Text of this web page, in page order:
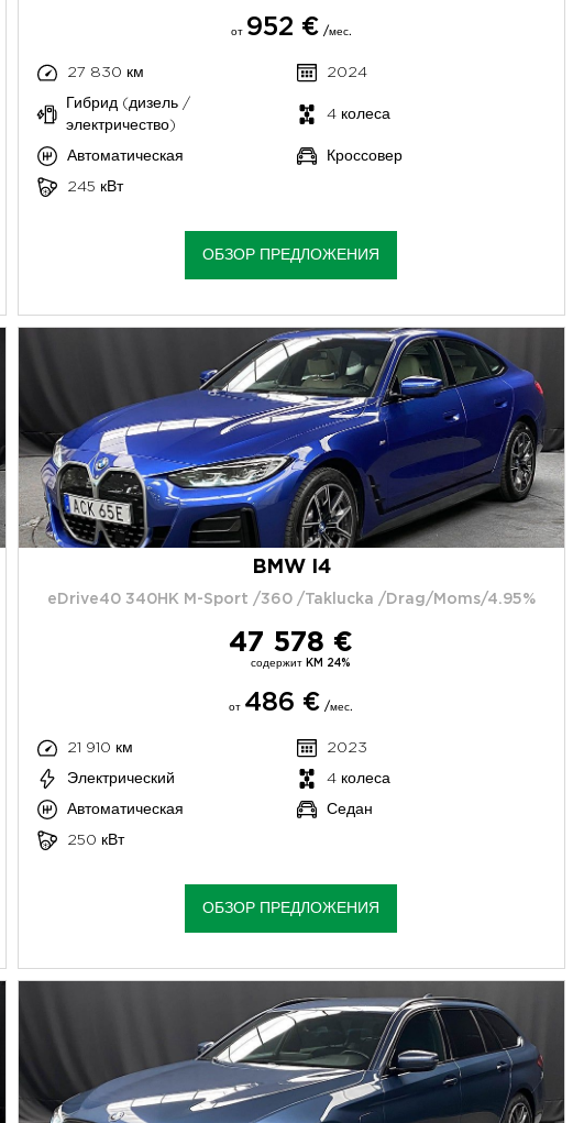
от 952 € /мес.
27 830 км
2024
Гибрид (дизель /
электричество)
4 колеса
Автоматическая
Кроссовер
245 кВт
ОБЗОР ПРЕДЛОЖЕНИЯ
BMW I4
eDrive40 340HK M-Sport /360 /Taklucka /Drag/Moms/4.95%
47 578 €
содержит KM 24%
от 486 € /мес.
21 910 км
2023
Электрический
4 колеса
Автоматическая
Седан
250 кВт
ОБЗОР ПРЕДЛОЖЕНИЯ